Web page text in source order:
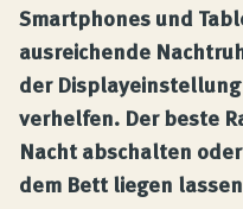
Produktberatung
Unternehmen
Smartphones und
ausreichende
der
verhelfen. Der beste
Nacht abschalten
dem Bett liegen